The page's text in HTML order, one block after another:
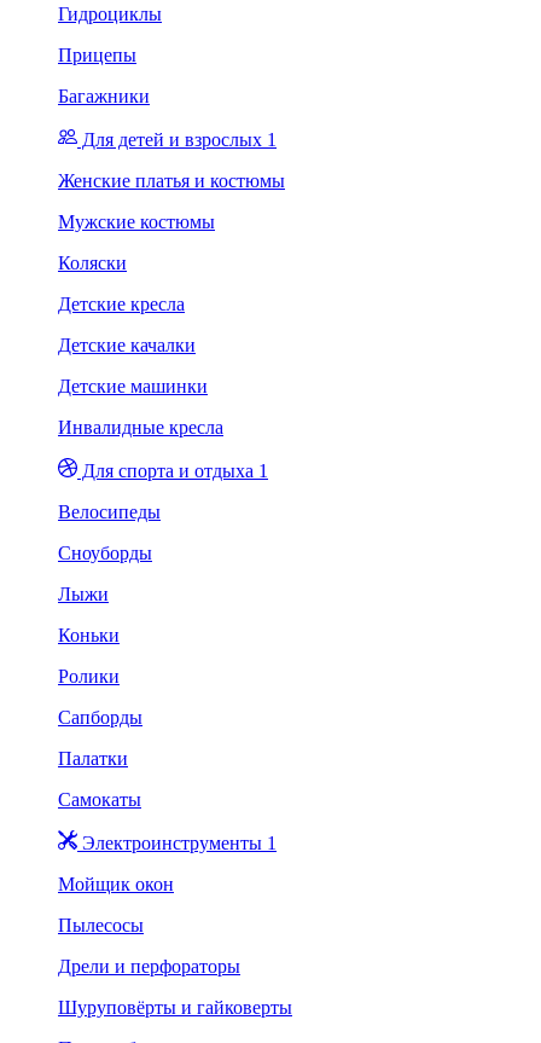
Гидроциклы
Прицепы
Багажники
Для детей и взрослых 1
Женские платья и костюмы
Мужские костюмы
Коляски
Детские кресла
Детские качалки
Детские машинки
Инвалидные кресла
Для спорта и отдыха 1
Велосипеды
Сноуборды
Лыжи
Коньки
Ролики
Сапборды
Палатки
Самокаты
Электроинструменты 1
Мойщик окон
Пылесосы
Дрели и перфораторы
Шуруповёрты и гайковерты